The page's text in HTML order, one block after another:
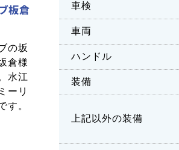
車検
車両
ハンドル
装備
上記以外の装備
板倉
の坂
倉様
水江
ーリ
す。